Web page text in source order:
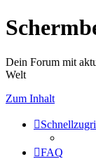
Dein Forum mit
Welt
Zum Inhalt
FAQ